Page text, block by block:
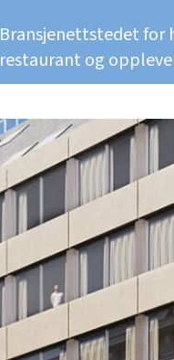
Bransjenettstedet for
restaurant og